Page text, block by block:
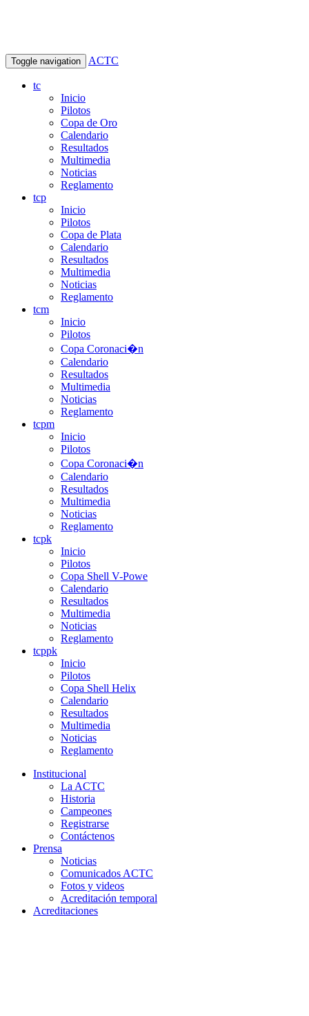
Toggle navigation ACTC
tc
Inicio
Pilotos
Copa de Oro
Calendario
Resultados
Multimedia
Noticias
Reglamento
tcp
Inicio
Pilotos
Copa de Plata
Calendario
Resultados
Multimedia
Noticias
Reglamento
tcm
Inicio
Pilotos
Copa Coronaci�n
Calendario
Resultados
Multimedia
Noticias
Reglamento
tcpm
Inicio
Pilotos
Copa Coronaci�n
Calendario
Resultados
Multimedia
Noticias
Reglamento
tcpk
Inicio
Pilotos
Copa Shell V-Powe
Calendario
Resultados
Multimedia
Noticias
Reglamento
tcppk
Inicio
Pilotos
Copa Shell Helix
Calendario
Resultados
Multimedia
Noticias
Reglamento
Institucional
La ACTC
Historia
Campeones
Registrarse
Contáctenos
Prensa
Noticias
Comunicados ACTC
Fotos y videos
Acreditación temporal
Acreditaciones